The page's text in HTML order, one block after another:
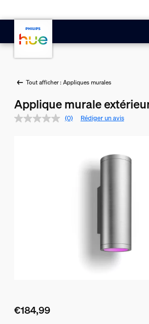
Tout afficher : Appliques murales
Applique murale
(0) Rédiger un avis
€184,99